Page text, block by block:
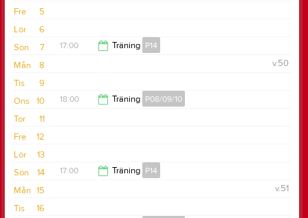
5
Fre
6
Lör
7
Sön 17:00 Träning P14
8
Mån
v.50
9
Tis
10
Ons 18:00 Träning P08/09/10
11
Tor
12
Fre
13
Lör
14
Sön 17:00 Träning P14
15
Mån
v.51
16
Tis